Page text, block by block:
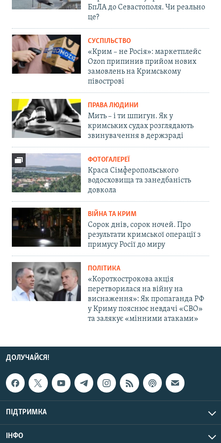
БпЛА до Севастополя. Чи реально
це?
СУСПІЛЬСТВО
«Крим – не Росія»: маркетплейс
Ozon припинив прийом нових
замовлень на Кримському
півострові
ПРАВА ЛЮДИНИ
Мить – і ти шпигун. Як у
кримських судах розглядають
звинувачення в держзраді
ФОТОГАЛЕРЕЇ
Краса Сімферопольського
водосховища та занедбаність
довкола
ВІЙНА ТА КРИМ
Сорок днів, сорок ночей. Про
результати кримської операції з
примусу Росії до миру
ПОЛІТИКА
«Короткострокова акція
перетворилася на війну на
виснаження»: Як пропаганда РФ
у Криму пояснює невдачі «СВО»
та залякує «мінними атаками»
ДОЛУЧАЙСЯ!
ПІДТРИМКА
ІНФО